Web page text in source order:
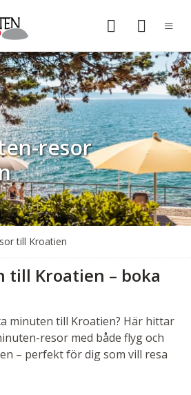
resor
till Kroatien
till Kroatien – boka
minuten till Kroatien? Här hittar
resor med både flyg och
– perfekt för dig som vill resa